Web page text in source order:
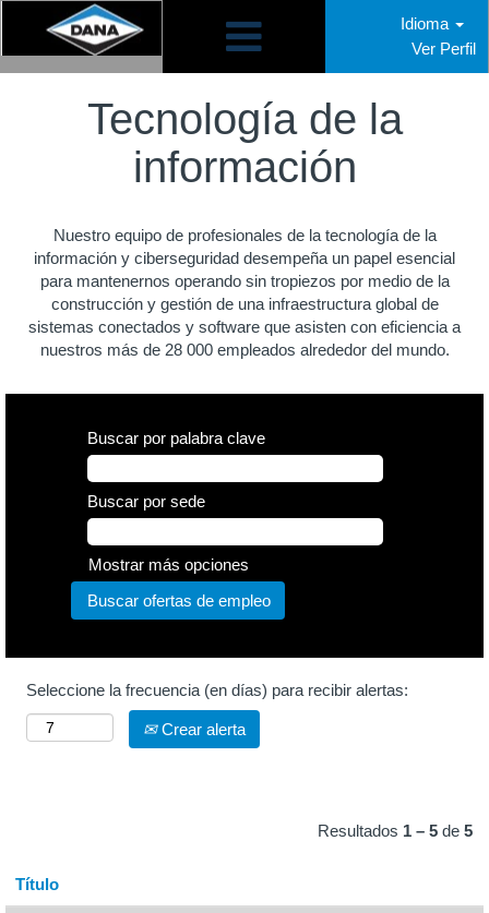
Idioma
Ver Perfil
Tecnología de la
información
Nuestro equipo de profesionales de la tecnología de la
información y ciberseguridad desempeña un papel esencial
para mantenernos operando sin tropiezos por medio de la
construcción y gestión de una infraestructura global de
sistemas conectados y software que asisten con eficiencia a
nuestros más de 28 000 empleados alrededor del mundo.
Buscar por palabra clave
Buscar por sede
Mostrar más opciones
Seleccione la frecuencia (en días) para recibir alertas:
Crear alerta
Resultados 1 – 5 de 5
Título